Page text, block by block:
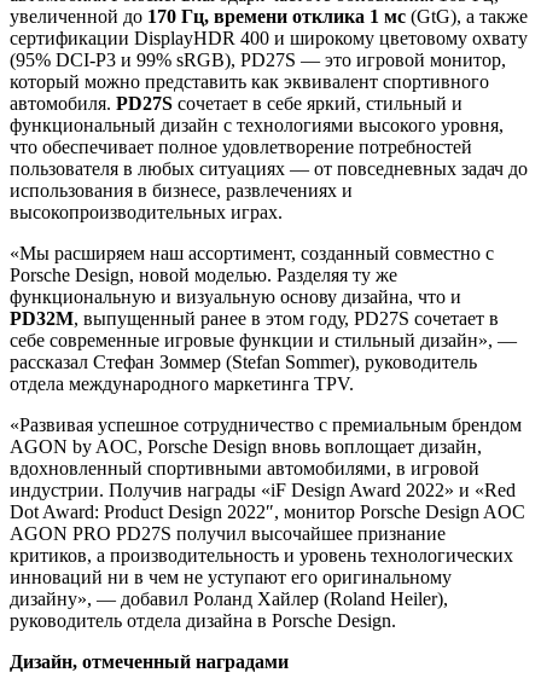
увеличенной до 170 Гц, времени отклика 1 мс (GtG), а также
сертификации DisplayHDR 400 и широкому цветовому охвату
(95% DCI-P3 и 99% sRGB), PD27S — это игровой монитор,
который можно представить как эквивалент спортивного
автомобиля. PD27S сочетает в себе яркий, стильный и
функциональный дизайн с технологиями высокого уровня,
что обеспечивает полное удовлетворение потребностей
пользователя в любых ситуациях — от повседневных задач до
использования в бизнесе, развлечениях и
высокопроизводительных играх.
«Мы расширяем наш ассортимент, созданный совместно с
Porsche Design, новой моделью. Разделяя ту же
функциональную и визуальную основу дизайна, что и
PD32M, выпущенный ранее в этом году, PD27S сочетает в
себе современные игровые функции и стильный дизайн», —
рассказал Стефан Зоммер (Stefan Sommer), руководитель
отдела международного маркетинга TPV.
«Развивая успешное сотрудничество с премиальным брендом
AGON by AOC, Porsche Design вновь воплощает дизайн,
вдохновленный спортивными автомобилями, в игровой
индустрии. Получив награды «iF Design Award 2022» и «Red
Dot Award: Product Design 2022″, монитор Porsche Design AOC
AGON PRO PD27S получил высочайшее признание
критиков, а производительность и уровень технологических
инноваций ни в чем не уступают его оригинальному
дизайну», — добавил Роланд Хайлер (Roland Heiler),
руководитель отдела дизайна в Porsche Design.
Дизайн, отмеченный наградами